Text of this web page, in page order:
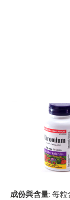
成份與含量: 每